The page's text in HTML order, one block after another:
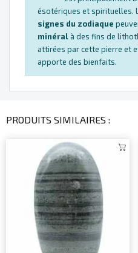
ésotériques et spirituelles.
signes du zodiaque
minéralà des fins de
attirées par cette pierre et
apporte des bienfaits.
PRODUITS SIMILAIRES :